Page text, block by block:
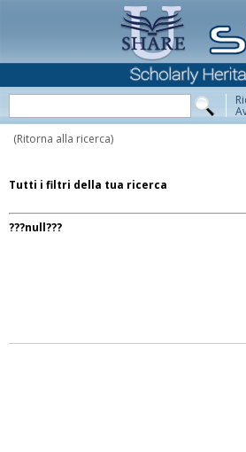
(Ritorna alla ricerca)
Tutti i filtri della tua ricerca
???null???